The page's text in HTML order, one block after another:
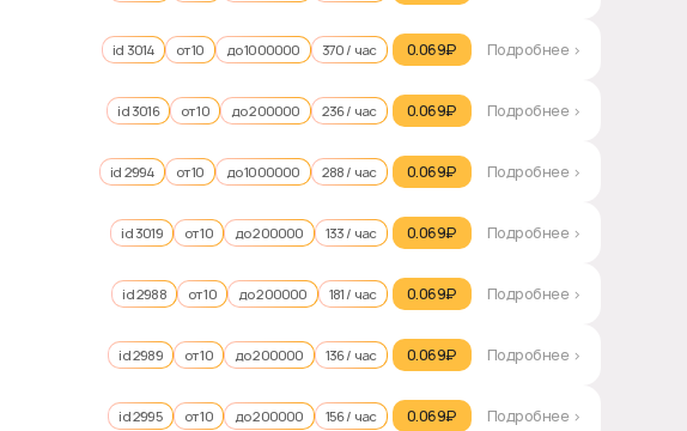
id 3014 от 10 до 1000000 370 / час 0.069₽‎ Подробнее >
id 3016 от 10 до 200000 236 / час 0.069₽‎ Подробнее >
id 2994 от 10 до 1000000 288 / час 0.069₽‎ Подробнее >
id 3019 от 10 до 200000 133 / час 0.069₽‎ Подробнее >
id 2988 от 10 до 200000 181 / час 0.069₽‎ Подробнее >
id 2989 от 10 до 200000 136 / час 0.069₽‎ Подробнее >
id 2995 от 10 до 200000 156 / час 0.069₽‎ Подробнее >